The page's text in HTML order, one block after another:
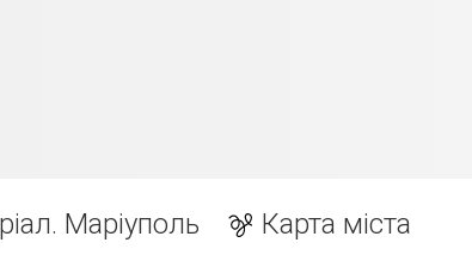
Маріуполь Карта міста